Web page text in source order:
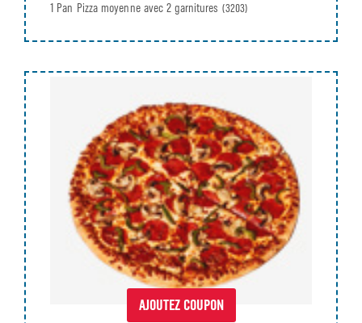
1 Pan Pizza moyenne avec 2 garnitures (3203)
AJOUTEZ COUPON